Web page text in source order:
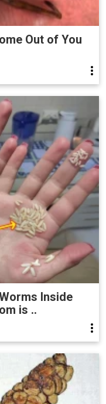
Out of You
Inside
is ..